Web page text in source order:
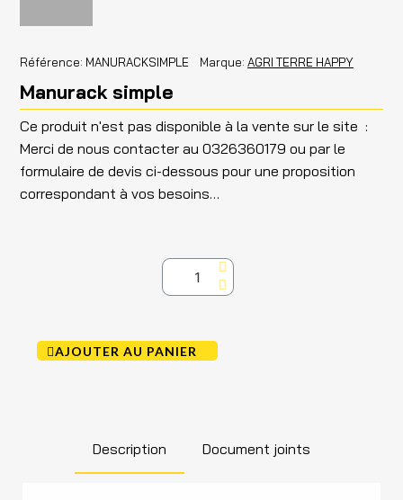
Référence MANURACKSIMPLE Marque AGRI TERRE HAPPY
Manurack simple
Ce produit n'est pas disponible à la vente sur le site :
Merci de nous contacter au 0326360179 ou par le
formulaire de devis ci-dessous pour une proposition
correspondant à vos besoins…
AJOUTER AU PANIER
Description Document joints